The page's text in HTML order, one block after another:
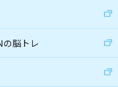
の脳トレ